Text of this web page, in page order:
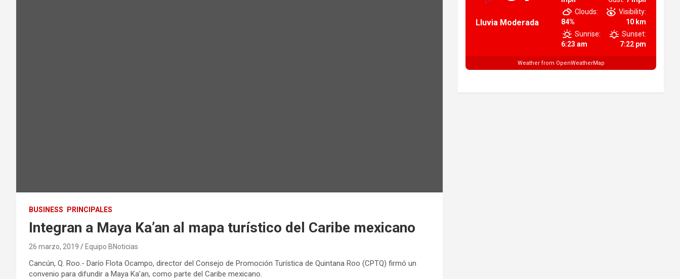
BUSINESS PRINCIPALES
Integran a Maya Ka’an al mapa turístico del Caribe mexicano
26 marzo, 2019 Equipo BNoticias
Cancún, Q. Roo.- Darío Flota Ocampo, director del Consejo de Promoción Turística de Quintana Roo (CPTQ) firmó un
convenio para difundir a Maya Ka’an, como parte del Caribe mexicano.
Lluvia Moderada
Clouds:
84%
Visibility:
10 km
Sunrise:
6:23 am
Sunset:
7:22 pm
Weather from OpenWeatherMap